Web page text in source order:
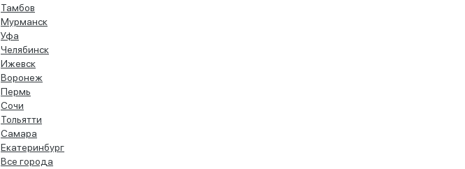
Тамбов
Мурманск
Уфа
Челябинск
Ижевск
Воронеж
Пермь
Сочи
Тольятти
Самара
Екатеринбург
Все города